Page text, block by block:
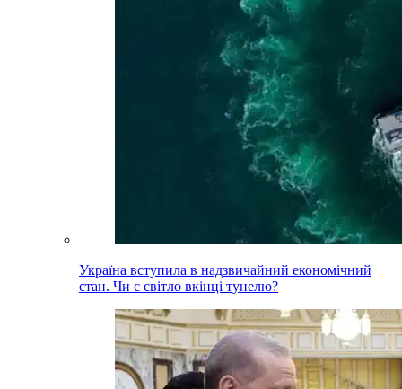
Україна вступила в надзвичайний економічний
стан. Чи є світло вкінці тунелю?